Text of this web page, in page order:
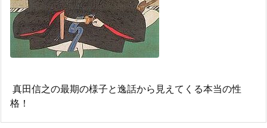
真田信之の最期の様子と逸話から見えてくる本当の性
格！